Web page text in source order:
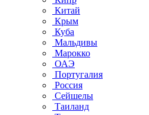
Китай
Крым
Куба
Мальдивы
Марокко
ОАЭ
Португалия
Россия
Сейшелы
Таиланд